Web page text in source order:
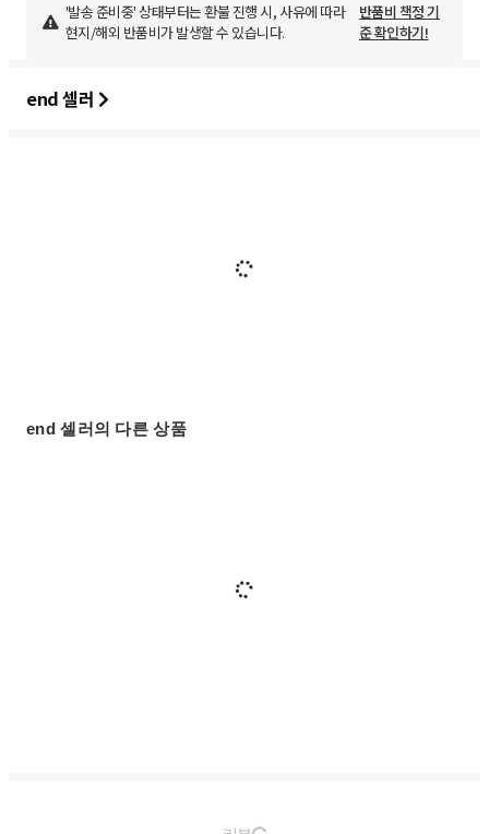
'발송 준비중' 상태부터는 환불 진행 시, 사유에 따라
현지/해외 반품비가 발생할 수 있습니다.
반품비 책정 기
준 확인하기!
end 셀러
end 셀러의 다른 상품